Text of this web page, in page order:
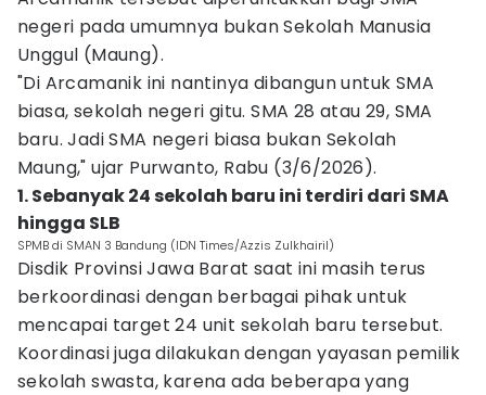
negeri pada umumnya bukan Sekolah Manusia
Unggul (Maung).
"Di Arcamanik ini nantinya dibangun untuk SMA
biasa, sekolah negeri gitu. SMA 28 atau 29, SMA
baru. Jadi SMA negeri biasa bukan Sekolah
Maung," ujar Purwanto, Rabu (3/6/2026).
1. Sebanyak 24 sekolah baru ini terdiri dari SMA
hingga SLB
SPMB di SMAN 3 Bandung (IDN Times/Azzis Zulkhairil)
Disdik Provinsi Jawa Barat saat ini masih terus
berkoordinasi dengan berbagai pihak untuk
mencapai target 24 unit sekolah baru tersebut.
Koordinasi juga dilakukan dengan yayasan pemilik
sekolah swasta, karena ada beberapa yang